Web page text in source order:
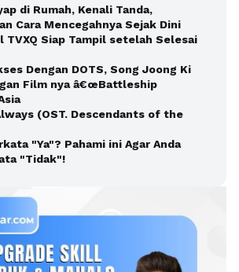
di Rumah, Kenali Tanda,
Cara Mencegahnya Sejak Dini
TVXQ Siap Tampil setelah Selesai
Dengan DOTS, Song Joong Ki
Film nya â€œBattleship
(OST. Descendants of the
"Ya"? Pahami ini Agar Anda
"Tidak"!